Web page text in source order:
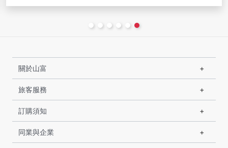
關於山富
旅客服務
訂購須知
同業與企業